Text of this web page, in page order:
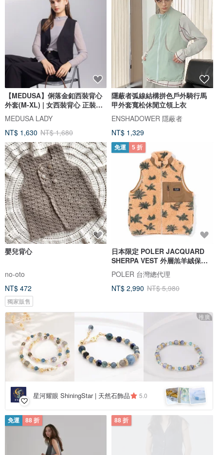
【MEDUSA】俐落金釦西裝背心
外套(M-XL) | 女西裝背心 正裝外
搭
MEDUSA LADY
NT$ 1,630 NT$ 1,680
隱蔽者弧線結構拼色戶外騎行馬
甲外套寬松休閒立領上衣
ENSHADOWER 隱蔽者
NT$ 1,329
嬰兒背心
no-oto
NT$ 472
獨家販售
免運 5 折
日本限定 POLER JACQUARD
SHERPA VEST 外層羔羊絨保暖
背心 棕
POLER 台灣總代理
NT$ 2,990 NT$ 5,980
推廣
星河耀眼 ShiningStar | 天然石飾品 5.0
免運 88 折 88 折